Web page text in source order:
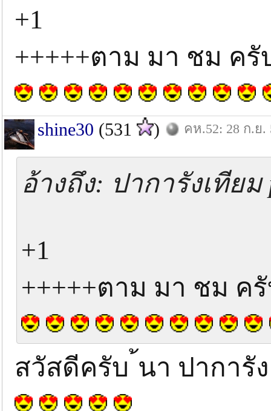
+1
+++++ตาม มา ชม ครั
shine30 (531 ) คห.52: 28 ก.ย.
อ้างถึง: ปาการังเทียม
+1
+++++ตาม มา ชม ค
สวัสดีครับ ้นา ปาการั